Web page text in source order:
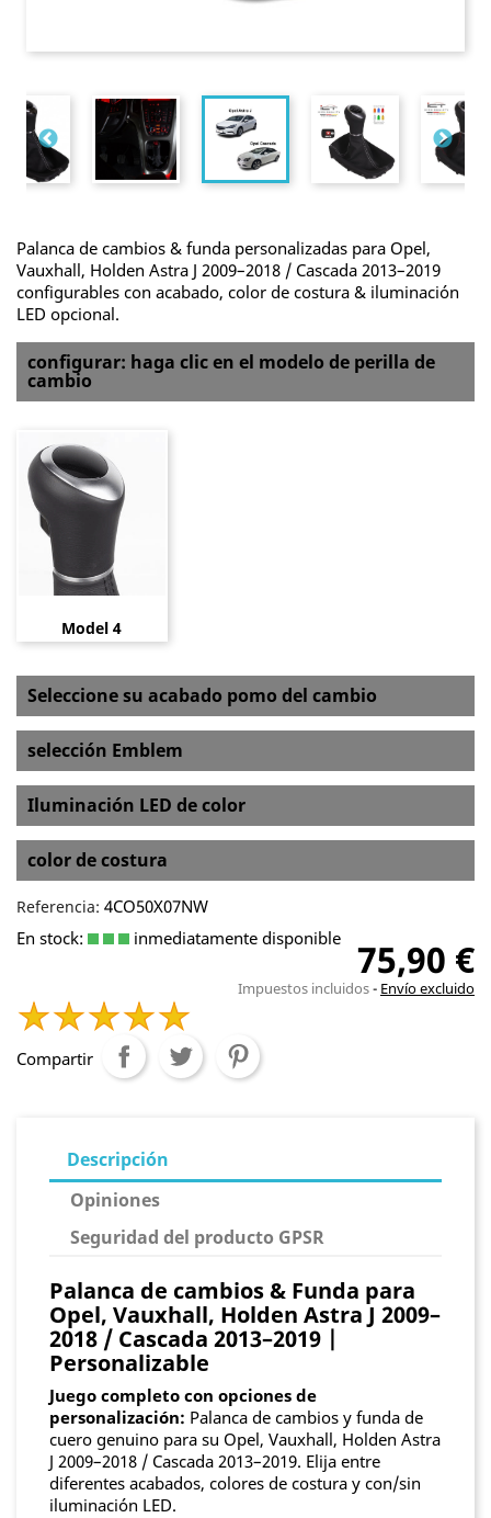
Palanca de cambios & funda personalizadas para Opel,
Vauxhall, Holden Astra J 2009–2018 / Cascada 2013–2019
configurables con acabado, color de costura & iluminación
LED opcional.
configurar: haga clic en el modelo de perilla de
cambio
Model 4
Seleccione su acabado pomo del cambio
selección Emblem
Iluminación LED de color
color de costura
Referencia: 4CO50X07NW
En stock:
inmediatamente disponible 75,90 €
Impuestos incluidos Envío excluido
Compartir
Descripción
Opiniones
Seguridad del producto GPSR
Palanca de cambios & Funda para
Opel, Vauxhall, Holden Astra J 2009–
2018 / Cascada 2013–2019 |
Personalizable
Juego completo con opciones de
personalización: Palanca de cambios y funda de
cuero genuino para su Opel, Vauxhall, Holden Astra
J 2009–2018 / Cascada 2013–2019. Elija entre
diferentes acabados, colores de costura y con/sin
iluminación LED.